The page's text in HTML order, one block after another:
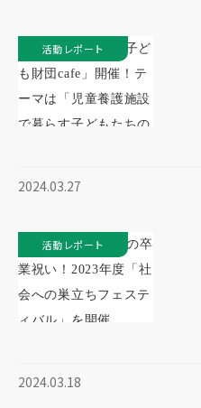
2024.03.27
活動レポート
2024.03.18
活動レポート